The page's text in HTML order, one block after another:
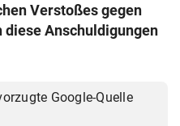
Verstoßes gegen
diese Anschuldigungen
Google-Quelle